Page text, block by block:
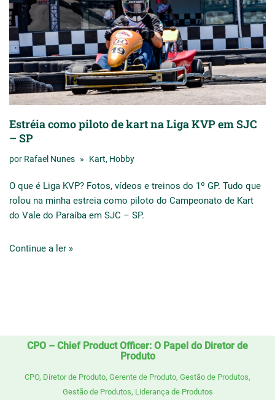
Estréia como piloto de kart na Liga KVP em SJC
– SP
por Rafael Nunes Kart, Hobby
O que é Liga KVP? Fotos, vídeos e treinos do 1º GP. Tudo que
rolou na minha estreia como piloto do Campeonato de Kart
do Vale do Paraíba em SJC – SP.
Continue a ler »
CPO – Chief Product Officer: O Papel do Diretor de
Produto
CPO, Diretor de Produto, Gerente de Produto, Gestão de Produtos,
Gestão de Produtos, Liderança de Produtos